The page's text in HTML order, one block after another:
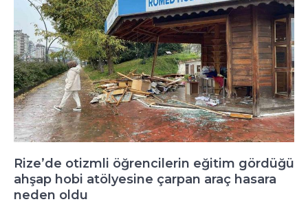
Rize’de otizmli öğrencilerin eğitim gördüğü
ahşap hobi atölyesine çarpan araç hasara
neden oldu